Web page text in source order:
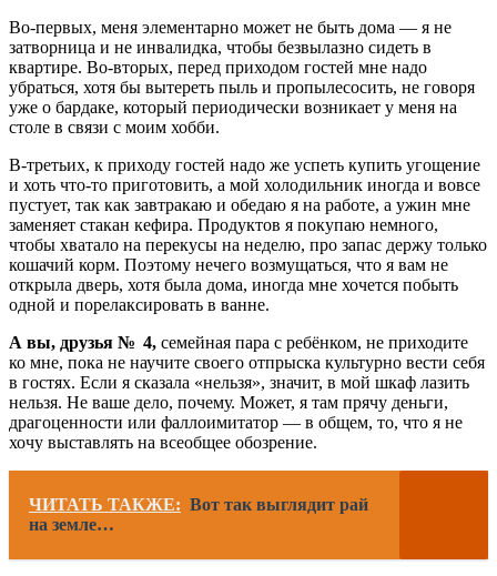
Во-первых, меня элементарно может не быть дома — я не
затворница и не инвалидка, чтобы безвылазно сидеть в
квартире. Во-вторых, перед приходом гостей мне надо
убраться, хотя бы вытереть пыль и пропылесосить, не говоря
уже о бардаке, который периодически возникает у меня на
столе в связи с моим хобби.
В-третьих, к приходу гостей надо же успеть купить угощение
и хоть что-то приготовить, а мой холодильник иногда и вовсе
пустует, так как завтракаю и обедаю я на работе, а ужин мне
заменяет стакан кефира. Продуктов я покупаю немного,
чтобы хватало на перекусы на неделю, про запас держу только
кошачий корм. Поэтому нечего возмущаться, что я вам не
открыла дверь, хотя была дома, иногда мне хочется побыть
одной и порелаксировать в ванне.
А вы, друзья № 4, семейная пара с ребёнком, не приходите
ко мне, пока не научите своего отпрыска культурно вести себя
в гостях. Если я сказала «нельзя», значит, в мой шкаф лазить
нельзя. Не ваше дело, почему. Может, я там прячу деньги,
драгоценности или фаллоимитатор — в общем, то, что я не
хочу выставлять на всеобщее обозрение.
ЧИТАТЬ ТАКЖЕ: Вот так выглядит рай
на земле…